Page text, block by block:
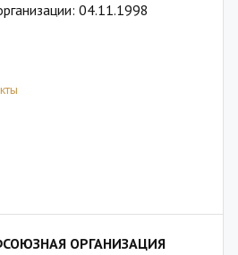
04.11.1998
ОРГАНИЗАЦИЯ